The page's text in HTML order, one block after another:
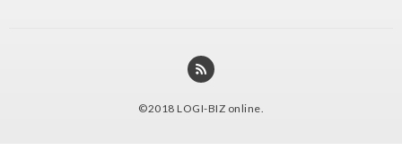
©2018 LOGI-BIZ online